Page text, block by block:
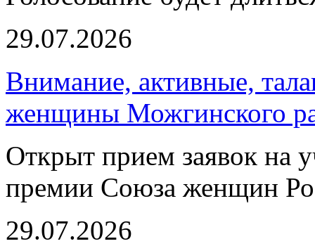
29.07.2026
Внимание, активные,
женщины Можгинского
Открыт прием заявок на
премии Союза женщин
29.07.2026